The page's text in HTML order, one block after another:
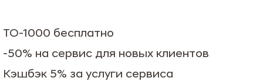
ТО-1000 бесплатно
-50% на сервис для новых клиентов
Кэшбэк 5% за услуги сервиса